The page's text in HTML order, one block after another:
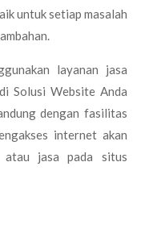
untuk setiap masalah
layanan jasa
Solusi Website Anda
dengan fasilitas
internet akan
atau jasa pada situs